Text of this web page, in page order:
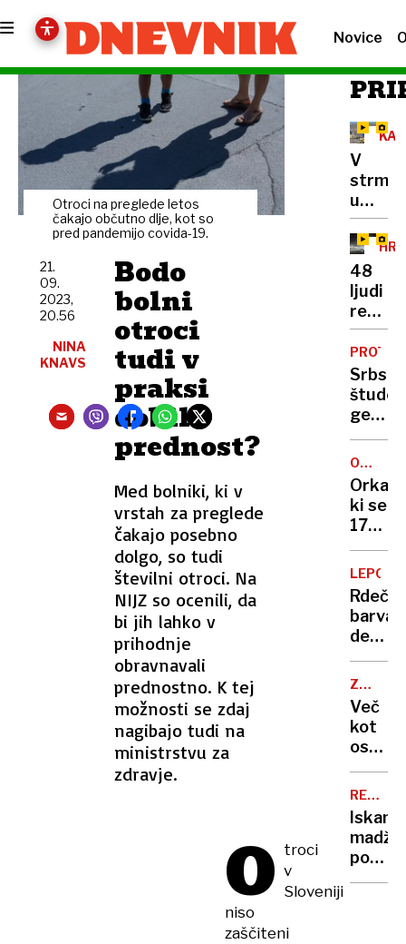
Novice
Otroci na preglede letos
čakajo občutno dlje, kot so
pred pandemijo covida-19.
Bodo
bolni
otroci
tudi v
praksi
dobili
prednost?
Med bolniki, ki v
vrstah za preglede
čakajo posebno
dolgo, so tudi
številni otroci. Na
NIJZ so ocenili, da
bi jih lahko v
prihodnje
obravnavali
prednostno. K tej
možnosti se zdaj
nagibajo tudi na
ministrstvu za
zdravje.
21.
09.
2023,
20.56
NINA
KNAVS
O troci
v
Sloveniji
niso
zaščiteni
V
umrlo
38
ljudi,
se
vse
več
o
vzroku
48
ljudi
iz
"Božič
smo
snegu,
a
srečni"
Srbski
državni
tožilki:
svoje
delo"
VRSTA
Orka,
ki se
17
dni
ni
mogla
ločiti
od
trupla
ima
nov
LEPOTA
Rdeča,
barva
zabav
SE
JE
Več
kot
let
od
prvih
jasli
AKCIJA
Iskanje